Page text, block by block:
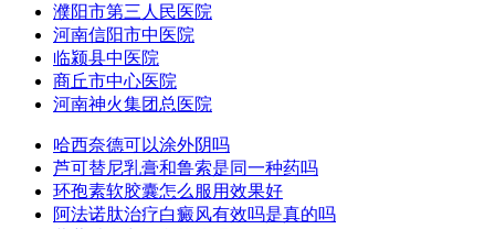
濮阳市第三人民医院
河南信阳市中医院
临颍县中医院
商丘市中心医院
河南神火集团总医院
哈西奈德可以涂外阴吗
芦可替尼乳膏和鲁索是同一种药吗
环孢素软胶囊怎么服用效果好
阿法诺肽治疗白癜风有效吗是真的吗